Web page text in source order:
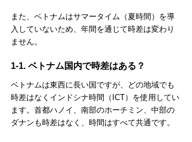
また、ベトナムはサマータイム（夏時間）を導
入していないため、年間を通じて時差は変わり
ません。
1-1. ベトナム国内で時差はある？
ベトナムは東西に長い国ですが、どの地域でも
時差はなくインドシナ時間（ICT）を使用してい
ます。首都ハノイ、南部のホーチミン、中部の
ダナンも時差はなく、時間はすべて共通です。